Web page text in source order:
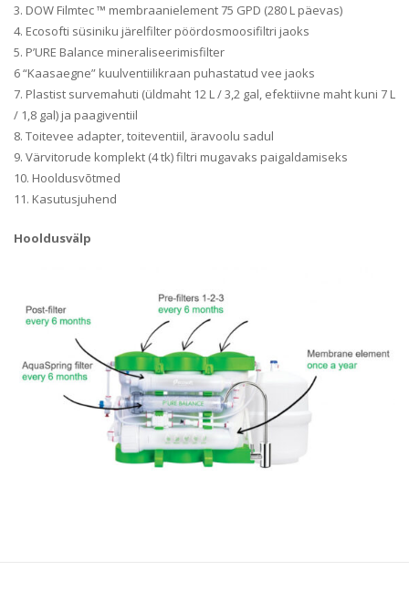
3. DOW Filmtec ™ membraanielement 75 GPD (280 L päevas)
4. Ecosofti süsiniku järelfilter pöördosmoosifiltri jaoks
5. P’URE Balance mineraliseerimisfilter
6 “Kaasaegne” kuulventiilikraan puhastatud vee jaoks
7. Plastist survemahuti (üldmaht 12 L / 3,2 gal, efektiivne maht kuni 7 L
/ 1,8 gal) ja paagiventiil
8. Toitevee adapter, toiteventiil, äravoolu sadul
9. Värvitorude komplekt (4 tk) filtri mugavaks paigaldamiseks
10. Hooldusvõtmed
11. Kasutusjuhend
Hooldusvälp